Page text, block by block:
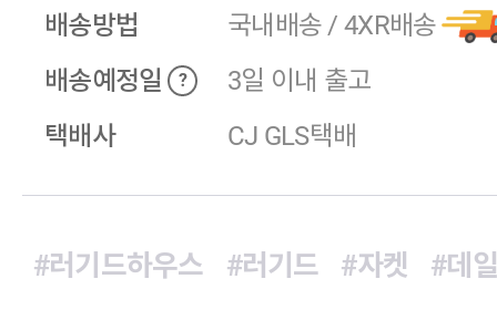
배송방법
국내배송 / 4XR배송
배송예정일
?
3일 이내 출고
택배사
CJ GLS택배
#러기드하우스 #러기드 #자켓 #데